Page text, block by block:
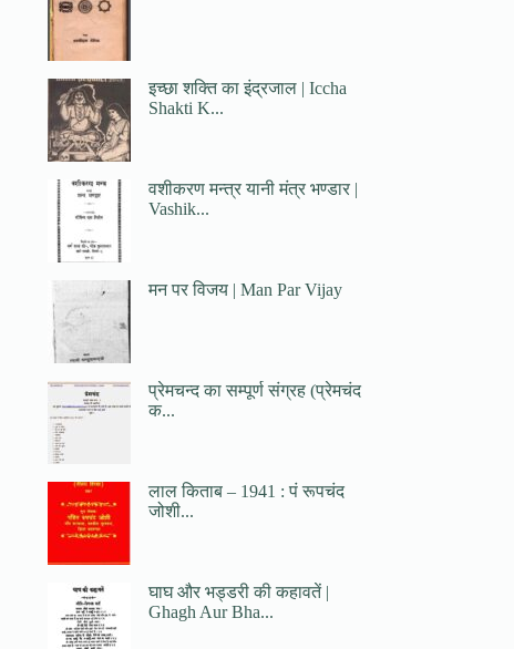
इच्छा शक्ति का इंद्रजाल | Iccha
Shakti K...
वशीकरण मन्त्र यानी मंत्र भण्डार |
Vashik...
मन पर विजय | Man Par Vijay
प्रेमचन्द का सम्पूर्ण संग्रह (प्रेमचंद
क...
लाल किताब – 1941 : पं रूपचंद
जोशी...
घाघ और भड्डरी की कहावतें |
Ghagh Aur Bha...